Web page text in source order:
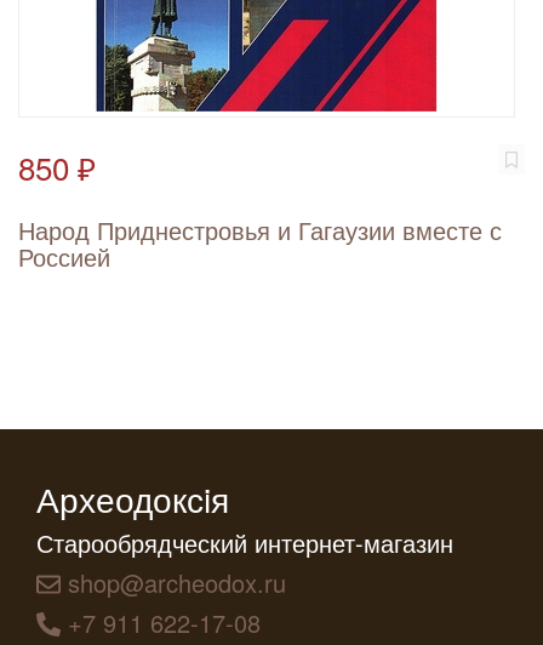
850 ₽
Народ Приднестровья и Гагаузии вместе с
Россией
Археодоксiя
Старообрядческий интернет-магазин
shop@archeodox.ru
+7 911 622-17-08